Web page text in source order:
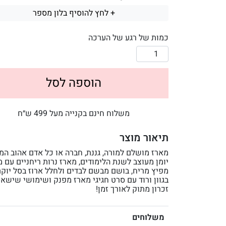
+ לחץ להוסיף בלון מספר
כמות של רגע של הערכה
הוספה לסל
משלוח חינם בקנייה מעל 499 ש״ח
תיאור מוצר
מארז מושלם למורה, גננת, חברה או כל אדם אהוב
יומן מעוצב לשנת הלימודים, מארז נרות ריחניים
מפיץ מריח, בושם מבשם לבדים ולחלל ארוז בסל
בגוון ורוד עם סרט חגיגי מארז מפנק ושימושי
זכרון מתוק לאורך זמן!
משלוחים